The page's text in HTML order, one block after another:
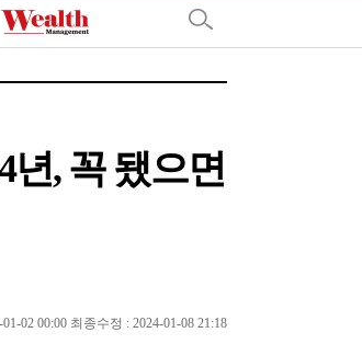
년, 꼭 됐으면
02 00:00 최종수정 : 2024-01-08 21:18